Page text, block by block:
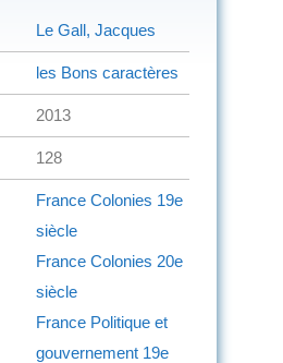
Le Gall, Jacques
les Bons caractères
2013
128
France Colonies 19e
siècle
France Colonies 20e
siècle
France Politique et
gouvernement 19e